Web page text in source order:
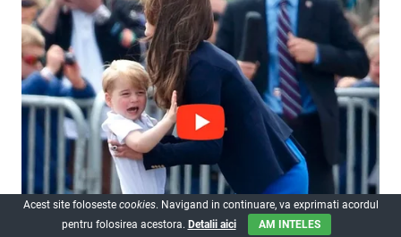
Acest site foloseste cookies. Navigand in continuare, va exprimati acordul
pentru folosirea acestora. Detalii aici AM INTELES